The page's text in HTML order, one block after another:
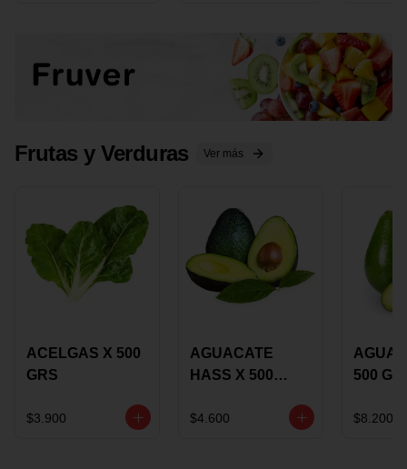
Frutas y Verduras Ver más
ACELGAS X 500
GRS
$3.900
AGUACATE
HASS X 500
$4.600
500
$8.200